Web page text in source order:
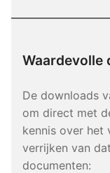
Waardevolle
De downloads
om direct met
kennis over het
verrijken van
documenten: